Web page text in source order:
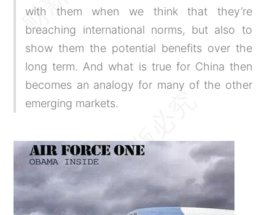
with them when we think that they’re
breaching international norms, but also to
show them the potential benefits over the
long term. And what is true for China then
becomes an analogy for many of the other
emerging markets.